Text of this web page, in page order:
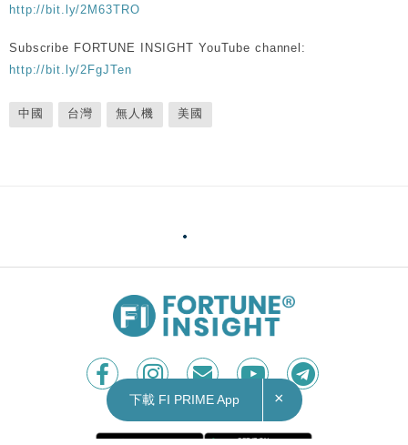
http://bit.ly/2M63TRO
Subscribe FORTUNE INSIGHT YouTube channel:
http://bit.ly/2FgJTen
中國 台灣 無人機 美國
下載 FI PRIME App ×